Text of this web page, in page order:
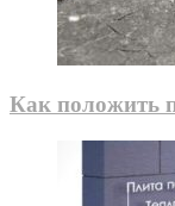
Как положить